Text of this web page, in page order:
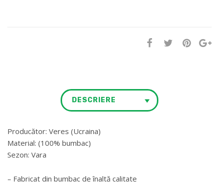
DESCRIERE
Producător: Veres (Ucraina)
Material: (100% bumbac)
Sezon: Vara
– Fabricat din bumbac de înaltă calitate